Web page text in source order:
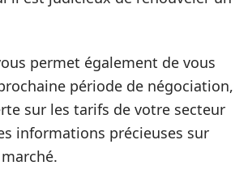
permet également de vous
période de négociation,
sur les tarifs de votre secteur
informations précieuses sur